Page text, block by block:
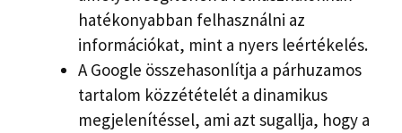
hatékonyabban felhasználni az
információkat, mint a nyers leértékelés.
A Google összehasonlítja a párhuzamos
tartalom közzétételét a dinamikus
megjelenítéssel, ami azt sugallja, hogy a